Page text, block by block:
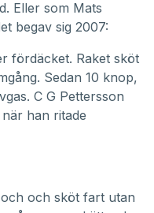
Eller som Mats
begav sig 2007:
fördäcket. Raket sköt
Sedan 10 knop,
C G Pettersson
han ritade
och sköt fart utan